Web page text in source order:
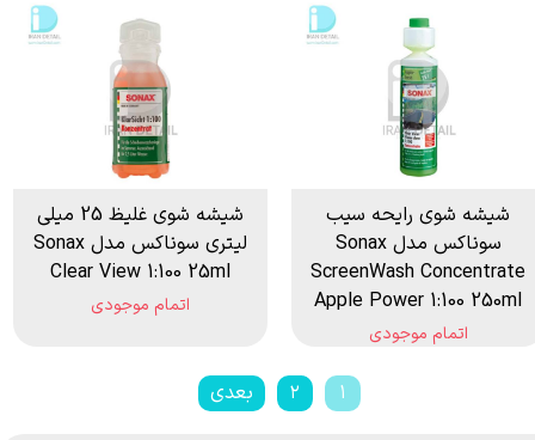
شیشه شوی رایحه سیب
سوناکس مدل Sonax
ScreenWash Concentrate
Apple Power 1:100 250ml
اتمام موجودی
شیشه شوی غلیظ 25 میلی
لیتری سوناکس مدل Sonax
Clear View 1:100 25ml
اتمام موجودی
۱ ۲ بعدی